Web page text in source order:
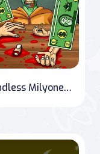
Handless Milyoner Zombi Yemeği